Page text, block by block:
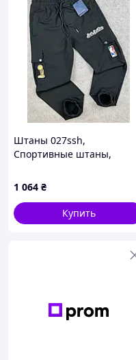
Штаны 027ssh,
Спортивные штаны,
Брюки спортивные,
Штаны для спорта
1 064 ₴
Купить